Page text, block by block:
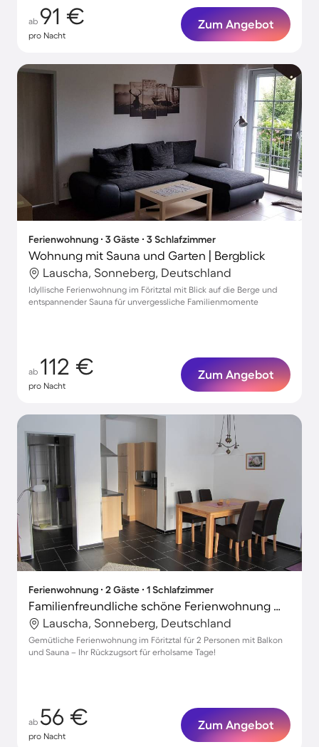
ab 91 €
pro Nacht
Zum Angebot
Ferienwohnung ∙ 3 Gäste ∙ 3 Schlafzimmer
Wohnung mit Sauna und Garten | Bergblick
Lauscha, Sonneberg, Deutschland
Idyllische Ferienwohnung im Föritztal mit Blick auf die Berge und
entspannender Sauna für unvergessliche Familienmomente
ab 112 €
pro Nacht
Zum Angebot
Ferienwohnung ∙ 2 Gäste ∙ 1 Schlafzimmer
Familienfreundliche schöne Ferienwohnung mit Sauna und Grill | Naturblick | Hunde erlaubt
Lauscha, Sonneberg, Deutschland
Gemütliche Ferienwohnung im Föritztal für 2 Personen mit Balkon
und Sauna – Ihr Rückzugsort für erholsame Tage!
ab 56 €
pro Nacht
Zum Angebot